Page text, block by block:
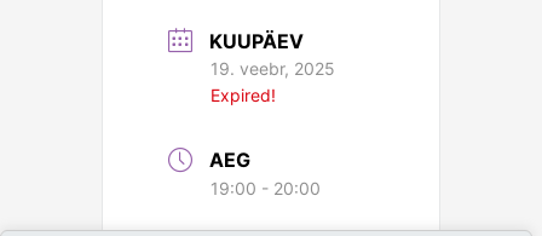
KUUPÄEV
19. veebr, 2025
Expired!
AEG
19:00 - 20:00